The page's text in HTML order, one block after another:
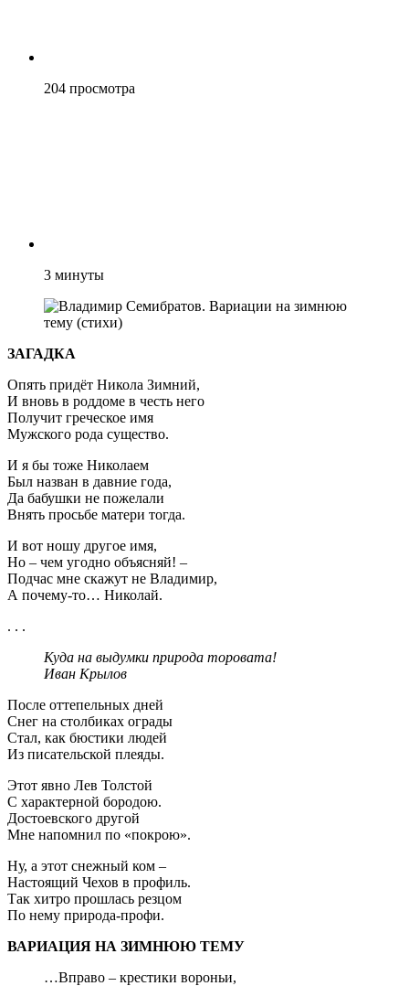
204 просмотра
3 минуты
ЗАГАДКА
Опять придёт Никола Зимний,
И вновь в роддоме в честь него
Получит греческое имя
Мужского рода существо.
И я бы тоже Николаем
Был назван в давние года,
Да бабушки не пожелали
Внять просьбе матери тогда.
И вот ношу другое имя,
Но – чем угодно объясняй! –
Подчас мне скажут не Владимир,
А почему-то… Николай.
. . .
Куда на выдумки природа торовата!
Иван Крылов
После оттепельных дней
Снег на столбиках ограды
Стал, как бюстики людей
Из писательской плеяды.
Этот явно Лев Толстой
С характерной бородою.
Достоевского другой
Мне напомнил по «покрою».
Ну, а этот снежный ком –
Настоящий Чехов в профиль.
Так хитро прошлась резцом
По нему природа-профи.
ВАРИАЦИЯ НА ЗИМНЮЮ ТЕМУ
…Вправо – крестики вороньи,